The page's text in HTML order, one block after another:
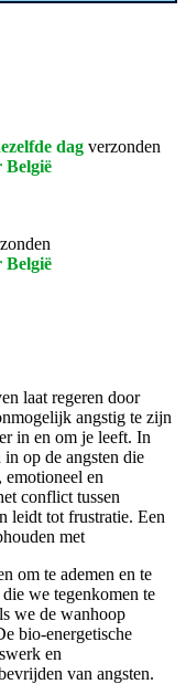
dag verzonden
België
België
laat regeren door
angstig te zijn
in en om je leeft. In
op de angsten die
emotioneel en
conflict tussen
leidt tot frustratie. Een
met
om te ademen en te
we tegenkomen te
we de wanhoop
bio-energetische
en
van angsten.